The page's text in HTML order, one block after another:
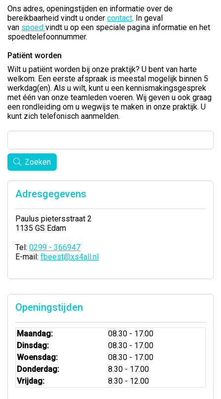
Ons adres, openingstijden en informatie over de
bereikbaarheid vindt u onder contact. In geval
van spoed vindt u op een speciale pagina informatie en het
spoedtelefoonnummer.
Patiënt worden
Wilt u patiënt worden bij onze praktijk? U bent van harte
welkom. Een eerste afspraak is meestal mogelijk binnen 5
werkdag(en). Als u wilt, kunt u een kennismakingsgesprek
met één van onze teamleden voeren. Wij geven u ook graag
een rondleiding om u wegwijs te maken in onze praktijk. U
kunt zich telefonisch aanmelden.
Zoeken
Adresgegevens
Paulus pietersstraat 2
1135 GS Edam
Tel: 0299 - 366947
E-mail: fbeest@xs4all.nl
Openingstijden
Maandag:
08.30 - 17.00
Dinsdag:
08.30 - 17.00
Woensdag:
08.30 - 17.00
Donderdag:
8.30 - 17.00
Vrijdag:
8.30 - 12.00